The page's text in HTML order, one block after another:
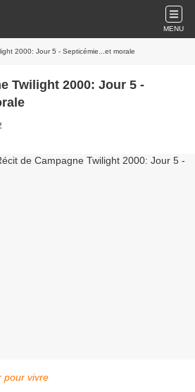
MENU
2000: Jour 5 - Septicémie...et morale
Twilight 2000: Jour 5 -
pour vivre